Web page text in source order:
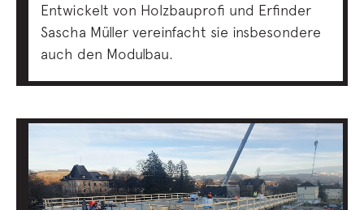
Entwickelt von Holzbauprofi und Erfinder
Sascha Müller vereinfacht sie insbesondere
auch den Modulbau.